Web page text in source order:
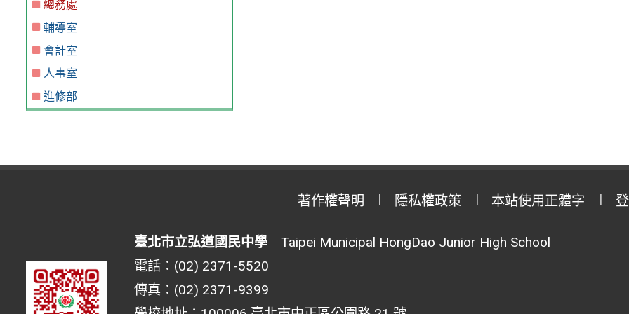
總務處
輔導室
會計室
人事室
進修部
著作權聲明 隱私權政策 本站使用正體字
臺北市立弘道國民中學Taipei Municipal HongDao Junior High School
電話：(02) 2371-5520
傳真：(02) 2371-9399